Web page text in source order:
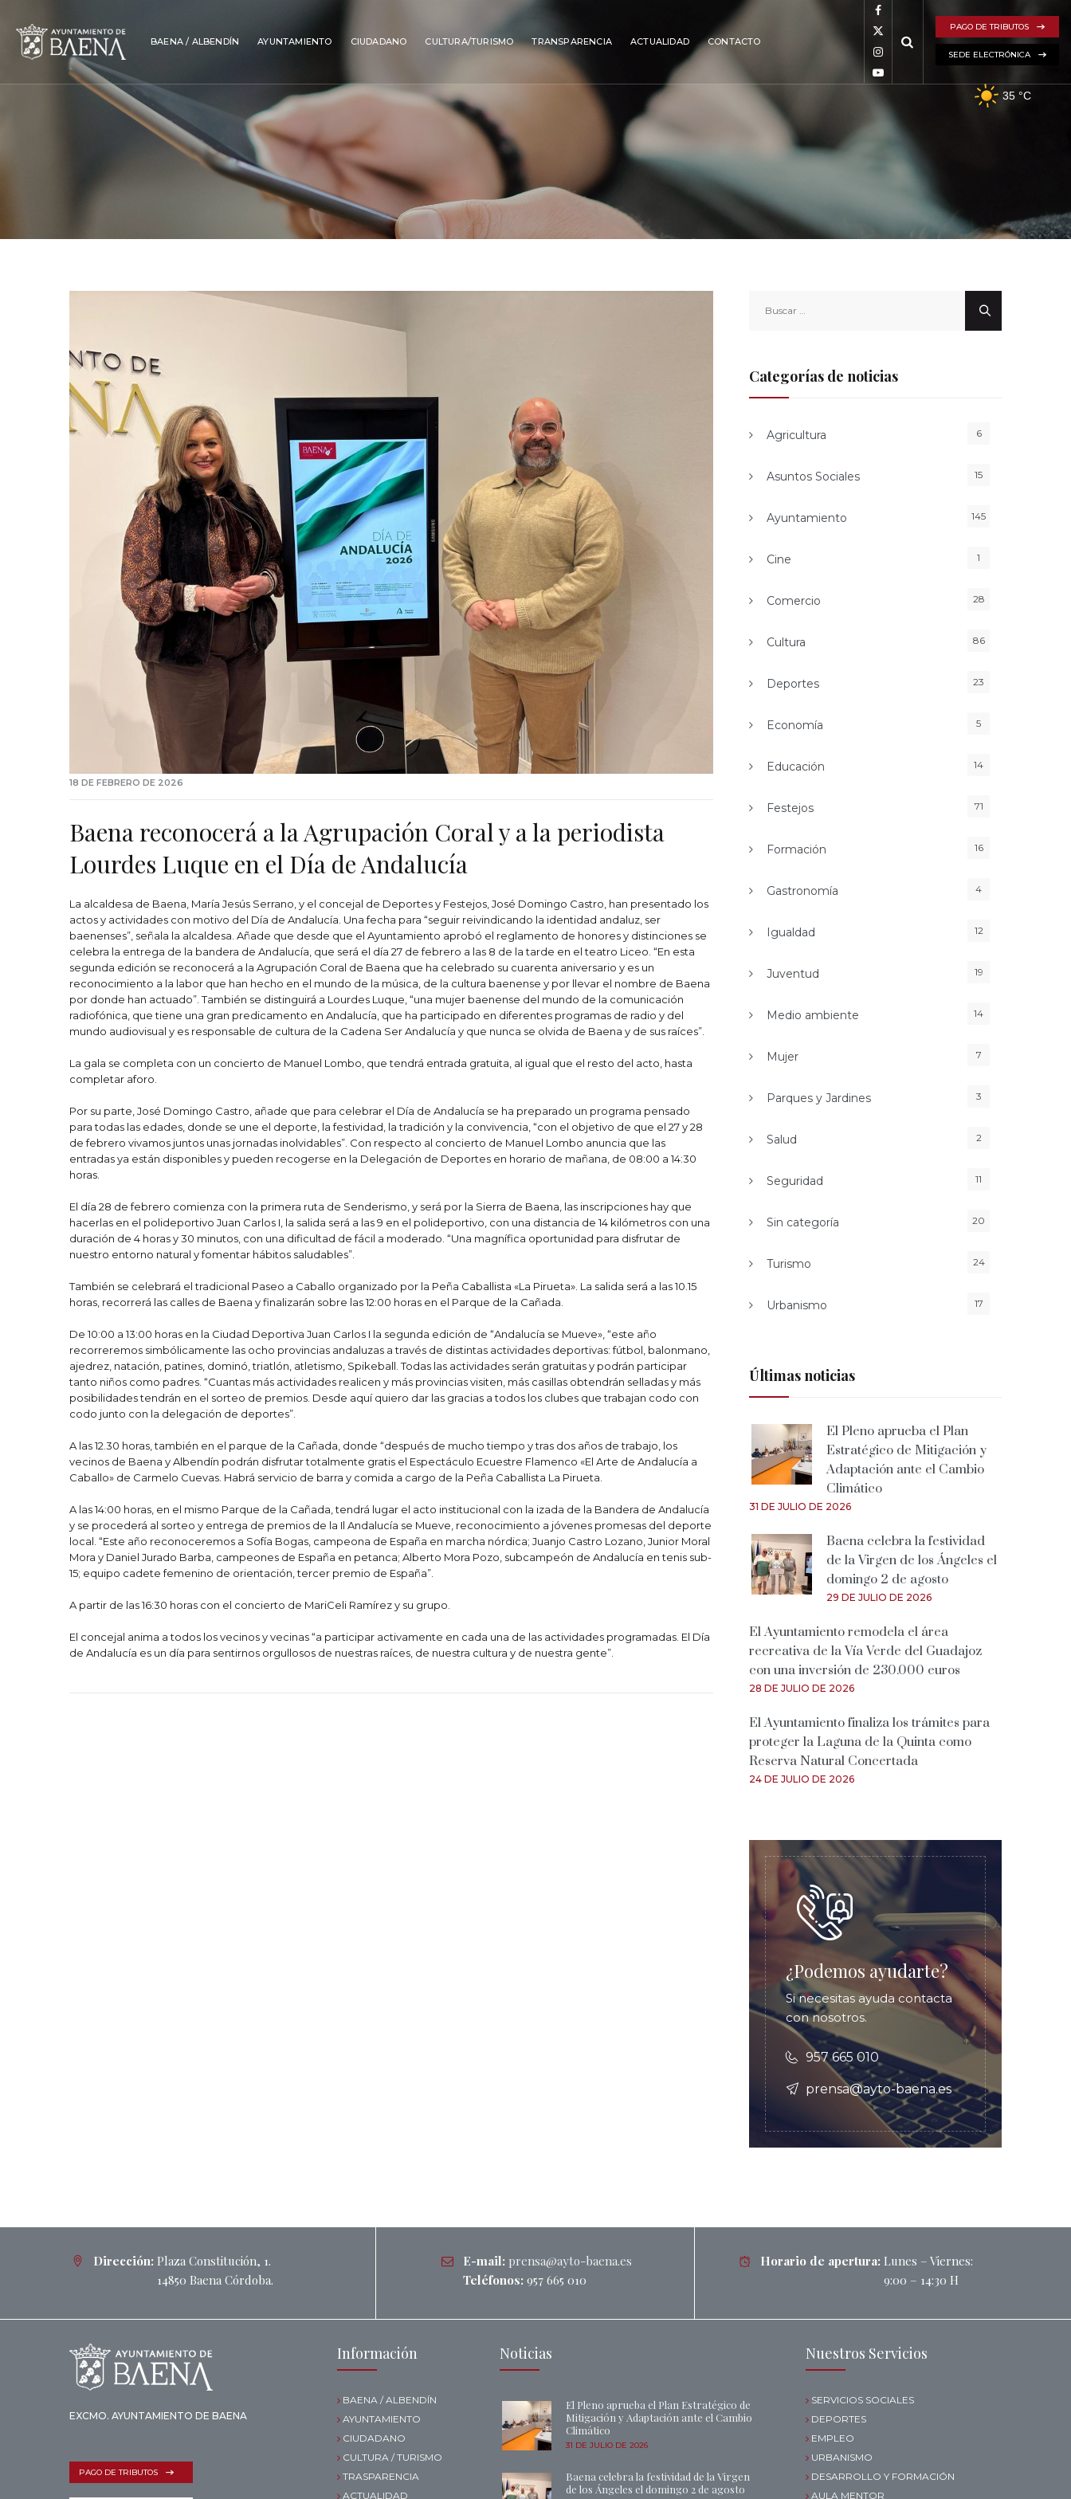
35 °C
PAGO DE TRIBUTOS
SEDE ELECTRÓNICA
BAENA / ALBENDÍN AYUNTAMIENTO CIUDADANO CULTURA/TURISMO TRANSPARENCIA ACTUALIDAD CONTACTO
18 DE FEBRERO DE 2026
Baena reconocerá a la Agrupación Coral y a la periodista
Lourdes Luque en el Día de Andalucía
La alcaldesa de Baena, María Jesús Serrano, y el concejal de Deportes y Festejos, José Domingo Castro, han presentado los
actos y actividades con motivo del Día de Andalucía. Una fecha para “seguir reivindicando la identidad andaluz, ser
baenenses”, señala la alcaldesa. Añade que desde que el Ayuntamiento aprobó el reglamento de honores y distinciones se
celebra la entrega de la bandera de Andalucía, que será el día 27 de febrero a las 8 de la tarde en el teatro Liceo. “En esta
segunda edición se reconocerá a la Agrupación Coral de Baena que ha celebrado su cuarenta aniversario y es un
reconocimiento a la labor que han hecho en el mundo de la música, de la cultura baenense y por llevar el nombre de Baena
por donde han actuado”. También se distinguirá a Lourdes Luque, “una mujer baenense del mundo de la comunicación
radiofónica, que tiene una gran predicamento en Andalucía, que ha participado en diferentes programas de radio y del
mundo audiovisual y es responsable de cultura de la Cadena Ser Andalucía y que nunca se olvida de Baena y de sus raíces”.
La gala se completa con un concierto de Manuel Lombo, que tendrá entrada gratuita, al igual que el resto del acto, hasta
completar aforo.
Por su parte, José Domingo Castro, añade que para celebrar el Día de Andalucía se ha preparado un programa pensado
para todas las edades, donde se une el deporte, la festividad, la tradición y la convivencia, “con el objetivo de que el 27 y 28
de febrero vivamos juntos unas jornadas inolvidables”. Con respecto al concierto de Manuel Lombo anuncia que las
entradas ya están disponibles y pueden recogerse en la Delegación de Deportes en horario de mañana, de 08:00 a 14:30
horas.
El día 28 de febrero comienza con la primera ruta de Senderismo, y será por la Sierra de Baena, las inscripciones hay que
hacerlas en el polideportivo Juan Carlos I, la salida será a las 9 en el polideportivo, con una distancia de 14 kilómetros con una
duración de 4 horas y 30 minutos, con una dificultad de fácil a moderado. “Una magnífica oportunidad para disfrutar de
nuestro entorno natural y fomentar hábitos saludables”.
También se celebrará el tradicional Paseo a Caballo organizado por la Peña Caballista «La Pirueta». La salida será a las 10.15
horas, recorrerá las calles de Baena y finalizarán sobre las 12:00 horas en el Parque de la Cañada.
De 10:00 a 13:00 horas en la Ciudad Deportiva Juan Carlos I la segunda edición de “Andalucía se Mueve», “este año
recorreremos simbólicamente las ocho provincias andaluzas a través de distintas actividades deportivas: fútbol, balonmano,
ajedrez, natación, patines, dominó, triatlón, atletismo, Spikeball. Todas las actividades serán gratuitas y podrán participar
tanto niños como padres. “Cuantas más actividades realicen y más provincias visiten, más casillas obtendrán selladas y más
posibilidades tendrán en el sorteo de premios. Desde aquí quiero dar las gracias a todos los clubes que trabajan codo con
codo junto con la delegación de deportes”.
A las 12.30 horas, también en el parque de la Cañada, donde “después de mucho tiempo y tras dos años de trabajo, los
vecinos de Baena y Albendín podrán disfrutar totalmente gratis el Espectáculo Ecuestre Flamenco «El Arte de Andalucía a
Caballo» de Carmelo Cuevas. Habrá servicio de barra y comida a cargo de la Peña Caballista La Pirueta.
A las 14:00 horas, en el mismo Parque de la Cañada, tendrá lugar el acto institucional con la izada de la Bandera de Andalucía
y se procederá al sorteo y entrega de premios de la Il Andalucía se Mueve, reconocimiento a jóvenes promesas del deporte
local. “Este año reconoceremos a Sofía Bogas, campeona de España en marcha nórdica; Juanjo Castro Lozano, Junior Moral
Mora y Daniel Jurado Barba, campeones de España en petanca; Alberto Mora Pozo, subcampeón de Andalucía en tenis sub-
15; equipo cadete femenino de orientación, tercer premio de España”.
A partir de las 16:30 horas con el concierto de MariCeli Ramírez y su grupo.
El concejal anima a todos los vecinos y vecinas “a participar activamente en cada una de las actividades programadas. El Día
de Andalucía es un día para sentirnos orgullosos de nuestras raíces, de nuestra cultura y de nuestra gente”.
Categorías de noticias
Agricultura 6
Asuntos Sociales 15
Ayuntamiento 145
Cine 1
Comercio 28
Cultura 86
Deportes 23
Economía 5
Educación 14
Festejos 71
Formación 16
Gastronomía 4
Igualdad 12
Juventud 19
Medio ambiente 14
Mujer 7
Parques y Jardines 3
Salud 2
Seguridad 11
Sin categoría 20
Turismo 24
Urbanismo 17
Últimas noticias
El Pleno aprueba el Plan
Estratégico de Mitigación y
Adaptación ante el Cambio
Climático
31 DE JULIO DE 2026
Baena celebra la festividad
de la Virgen de los Ángeles el
domingo 2 de agosto
29 DE JULIO DE 2026
El Ayuntamiento remodela el área
recreativa de la Vía Verde del Guadajoz
con una inversión de 230.000 euros
28 DE JULIO DE 2026
El Ayuntamiento finaliza los trámites para
proteger la Laguna de la Quinta como
Reserva Natural Concertada
24 DE JULIO DE 2026
¿Podemos ayudarte?
Si necesitas ayuda contacta
con nosotros.
957 665 010
prensa@ayto-baena.es
Dirección: Plaza Constitución, 1.
14850 Baena Córdoba.
E-mail: prensa@ayto-baena.es
Teléfonos: 957 665 010
Horario de apertura: Lunes – Viernes:
9:00 – 14:30 H
EXCMO. AYUNTAMIENTO DE BAENA
PAGO DE TRIBUTOS
Información
BAENA / ALBENDÍN
AYUNTAMIENTO
CIUDADANO
CULTURA / TURISMO
TRASPARENCIA
ACTUALIDAD
Noticias
El Pleno aprueba el Plan Estratégico de
Mitigación y Adaptación ante el Cambio
Climático
31 DE JULIO DE 2026
Baena celebra la festividad de la Virgen
de los Ángeles el domingo 2 de agosto
Nuestros Servicios
SERVICIOS SOCIALES
DEPORTES
EMPLEO
URBANISMO
DESARROLLO Y FORMACIÓN
AULA MENTOR